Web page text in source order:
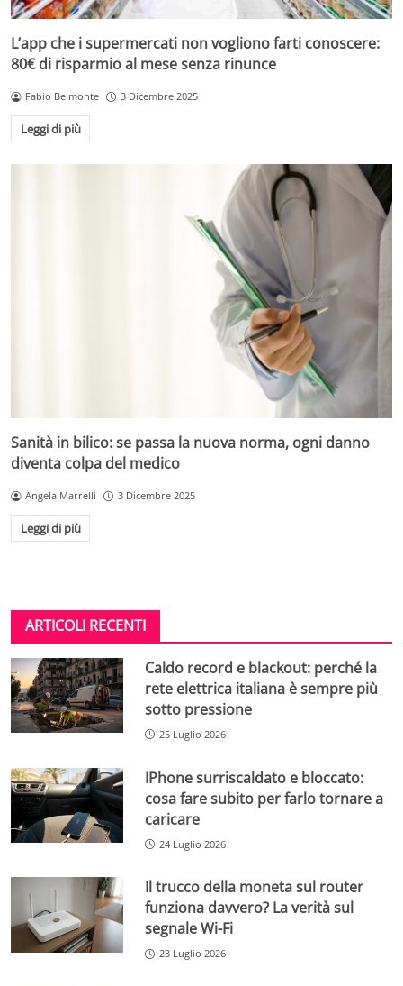
L’app che i supermercati non vogliono farti conoscere:
80€ di risparmio al mese senza rinunce
Fabio Belmonte 3 Dicembre 2025
Leggi di più
Sanità in bilico: se passa la nuova norma, ogni danno
diventa colpa del medico
Angela Marrelli 3 Dicembre 2025
Leggi di più
ARTICOLI RECENTI
Caldo record e blackout: perché la
rete elettrica italiana è sempre più
sotto pressione
25 Luglio 2026
IPhone surriscaldato e bloccato:
cosa fare subito per farlo tornare a
caricare
24 Luglio 2026
Il trucco della moneta sul router
funziona davvero? La verità sul
segnale Wi-Fi
23 Luglio 2026